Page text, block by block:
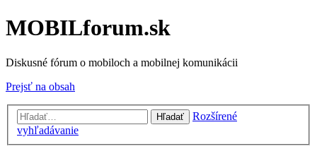
MOBILforum.sk
Diskusné fórum o mobiloch a mobilnej komunikácii
Prejsť na obsah
Hľadať
Rozšírené
vyhľadávanie